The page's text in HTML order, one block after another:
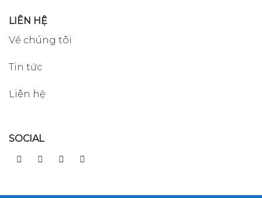
LIÊN HỆ
Về chúng tôi
Tin tức
Liên hệ
SOCIAL